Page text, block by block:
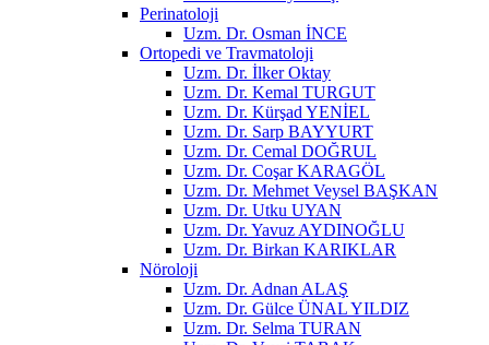
Perinatoloji
Uzm. Dr. Osman İNCE
Ortopedi ve Travmatoloji
Uzm. Dr. İlker Oktay
Uzm. Dr. Kemal TURGUT
Uzm. Dr. Kürşad YENİEL
Uzm. Dr. Sarp BAYYURT
Uzm. Dr. Cemal DOĞRUL
Uzm. Dr. Coşar KARAGÖL
Uzm. Dr. Mehmet Veysel BAŞKAN
Uzm. Dr. Utku UYAN
Uzm. Dr. Yavuz AYDINOĞLU
Uzm. Dr. Birkan KARIKLAR
Nöroloji
Uzm. Dr. Adnan ALAŞ
Uzm. Dr. Gülce ÜNAL YILDIZ
Uzm. Dr. Selma TURAN